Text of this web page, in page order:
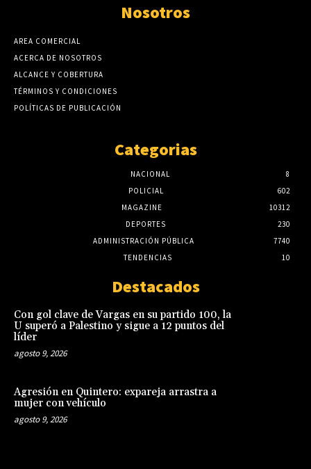
Nosotros
AREA COMERCIAL
ACERCA DE NOSOTROS
ALCANCE Y COBERTURA
TÉRMINOS Y CONDICIONES
POLÍTICAS DE PUBLICACIÓN
Categorias
NACIONAL
8
POLICIAL
602
MAGAZINE
10312
DEPORTES
230
ADMINISTRACIÓN PÚBLICA
7740
TENDENCIAS
10
Destacados
Con gol clave de Vargas en su partido 100, la
U superó a Palestino y sigue a 12 puntos del
líder
agosto 9, 2026
Agresión en Quintero: expareja arrastra a
mujer con vehículo
agosto 9, 2026